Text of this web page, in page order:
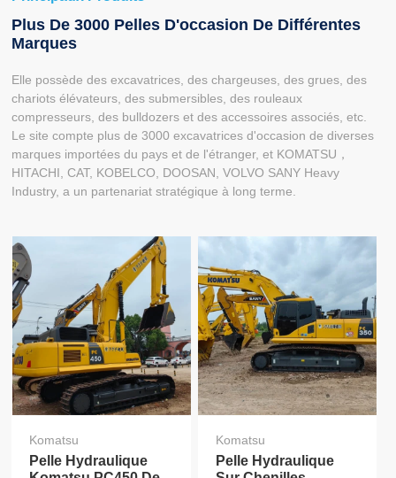
Plus De 3000 Pelles D'occasion De Différentes
Marques
Elle possède des excavatrices, des chargeuses, des grues, des
chariots élévateurs, des submersibles, des rouleaux
compresseurs, des bulldozers et des accessoires associés, etc.
Le site compte plus de 3000 excavatrices d'occasion de diverses
marques importées du pays et de l'étranger, et KOMATSU，
HITACHI, CAT, KOBELCO, DOOSAN, VOLVO SANY Heavy
Industry, a un partenariat stratégique à long terme.
Komatsu
Pelle Hydraulique
Komatsu
Pelle Hydraulique